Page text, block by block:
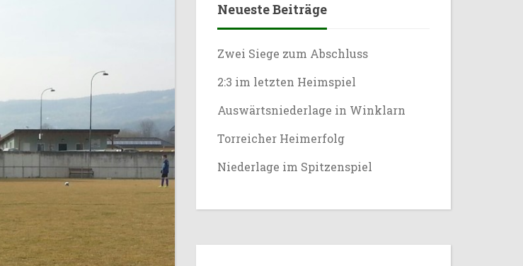
Neueste Beiträge
Zwei Siege zum Abschluss
2:3 im letzten Heimspiel
Auswärtsniederlage in Winklarn
Torreicher Heimerfolg
Niederlage im Spitzenspiel